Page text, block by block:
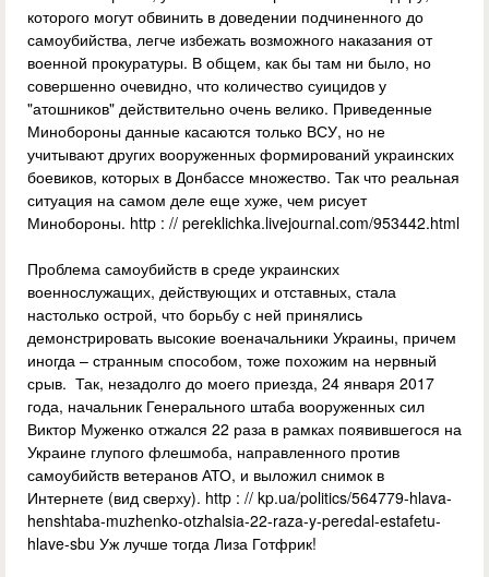
которого могут обвинить в доведении подчиненного до
самоубийства, легче избежать возможного наказания от
военной прокуратуры. В общем, как бы там ни было, но
совершенно очевидно, что количество суицидов у
"атошников" действительно очень велико. Приведенные
Минобороны данные касаются только ВСУ, но не
учитывают других вооруженных формирований украинских
боевиков, которых в Донбассе множество. Так что реальная
ситуация на самом деле еще хуже, чем рисует
Минобороны. http : // pereklichka.livejournal.com/953442.html
Проблема самоубийств в среде украинских
военнослужащих, действующих и отставных, стала
настолько острой, что борьбу с ней принялись
демонстрировать высокие военачальники Украины, причем
иногда – странным способом, тоже похожим на нервный
срыв. Так, незадолго до моего приезда, 24 января 2017
года, начальник Генерального штаба вооруженных сил
Виктор Муженко отжался 22 раза в рамках появившегося на
Украине глупого флешмоба, направленного против
самоубийств ветеранов АТО, и выложил снимок в
Интернете (вид сверху). http : // kp.ua/politics/564779-hlava-
henshtaba-muzhenko-otzhalsia-22-raza-y-peredal-estafetu-
hlave-sbu Уж лучше тогда Лиза Готфрик!